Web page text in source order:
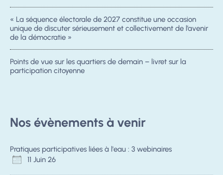
« La séquence électorale de 2027 constitue une occasion
unique de discuter sérieusement et collectivement de l’avenir
de la démocratie »
Points de vue sur les quartiers de demain – livret sur la
participation citoyenne
Nos évènements à venir
Pratiques participatives liées à l'eau : 3 webinaires
11 Juin 26